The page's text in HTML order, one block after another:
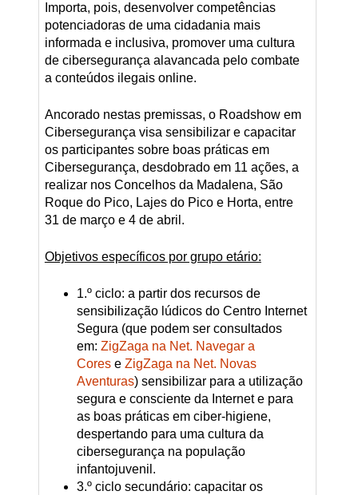
Importa, pois, desenvolver competências
potenciadoras de uma cidadania mais
informada e inclusiva, promover uma cultura
de cibersegurança alavancada pelo combate
a conteúdos ilegais online.
Ancorado nestas premissas, o Roadshow em
Cibersegurança visa sensibilizar e capacitar
os participantes sobre boas práticas em
Cibersegurança, desdobrado em 11 ações, a
realizar nos Concelhos da Madalena, São
Roque do Pico, Lajes do Pico e Horta, entre
31 de março e 4 de abril.
Objetivos específicos por grupo etário:
1.º ciclo: a partir dos recursos de
sensibilização lúdicos do Centro Internet
Segura (que podem ser consultados
em: ZigZaga na Net. Navegar a
Corese ZigZaga na Net. Novas
Aventuras) sensibilizar para a utilização
segura e consciente da Internet e para
as boas práticas em ciber-higiene,
despertando para uma cultura da
cibersegurança na população
infantojuvenil.
3.º ciclo secundário: capacitar os